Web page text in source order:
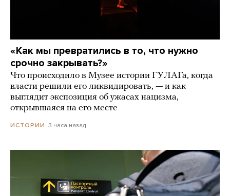
«Как мы превратились в то, что нужно
срочно закрывать?»
Что происходило в Музее истории ГУЛАГа, когда
власти решили его ликвидировать, — и как
выглядит экспозиция об ужасах нацизма,
открывшаяся на его месте
ИСТОРИИ 3 часа назад